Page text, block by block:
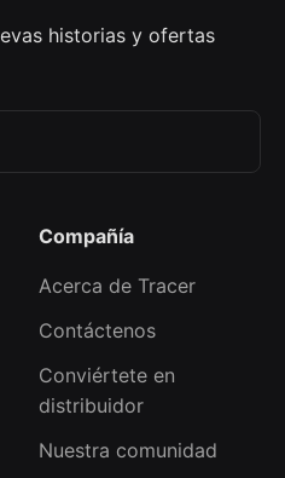
historias y ofertas
Compañía
Acerca de Tracer
Contáctenos
Conviértete en
distribuidor
Nuestra comunidad